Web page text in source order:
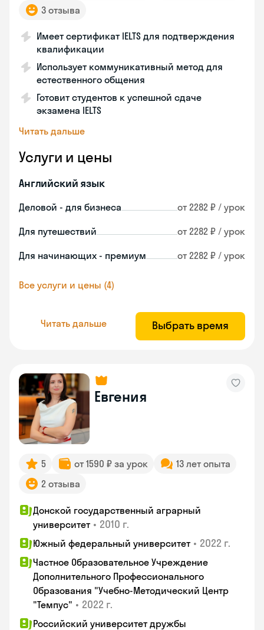
3 отзыва
Имеет сертификат IELTS для подтверждения
квалификации
Использует коммуникативный метод для
естественного общения
Готовит студентов к успешной сдаче
экзамена IELTS
Читать дальше
Услуги и цены
Английский язык
Деловой - для бизнеса от 2282 ₽ / урок
Для путешествий от 2282 ₽ / урок
Для начинающих - премиум от 2282 ₽ / урок
Все услуги и цены (4)
Читать дальше Выбрать время
Евгения
5 от 1590 ₽ за урок
13 лет опыта
2 отзыва
Донской государственный аграрный
университет • 2010 г.
Южный федеральный университет • 2022 г.
Частное Образовательное Учреждение
Дополнительного Профессионального
Образования "Учебно-Методический Центр
"Темпус" • 2022 г.
Российский университет дружбы